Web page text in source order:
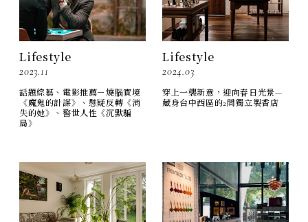
Lifestyle
2023.11
話題綜藝、電影推薦－燒腦實境
《魔鬼的計謀》、懸疑反轉《消
失的她》、警世人性《沉默騙
局》
Lifestyle
2024.03
穿上一襲新意，迎向春日光景—
藏身台中西區的2間獨立製香店